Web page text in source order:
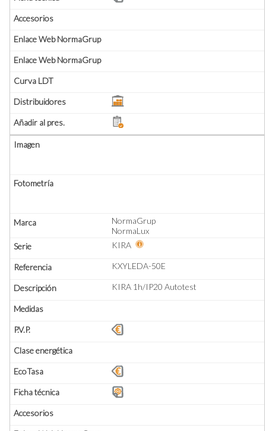
NormaGrup
NormaLux
KIRA
KXYLEDA-50E
KIRA 1h/IP20 Autotest